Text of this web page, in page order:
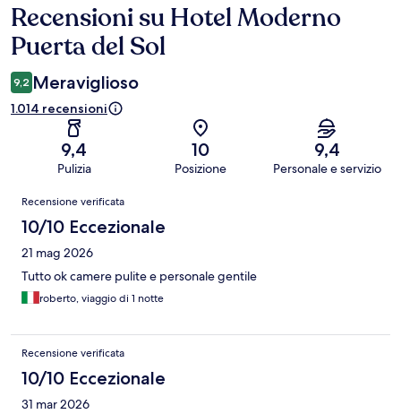
Recensioni
Recensioni su Hotel Moderno
Puerta del Sol
9,2 Meraviglioso
1.014 recensioni
9,4
Pulizia
10
Posizione
9,4
Personale e servizio
Recensioni
Recensione verificata
10/10 Eccezionale
21 mag 2026
Tutto ok camere pulite e personale gentile
roberto, viaggio di 1 notte
Recensione verificata
10/10 Eccezionale
31 mar 2026